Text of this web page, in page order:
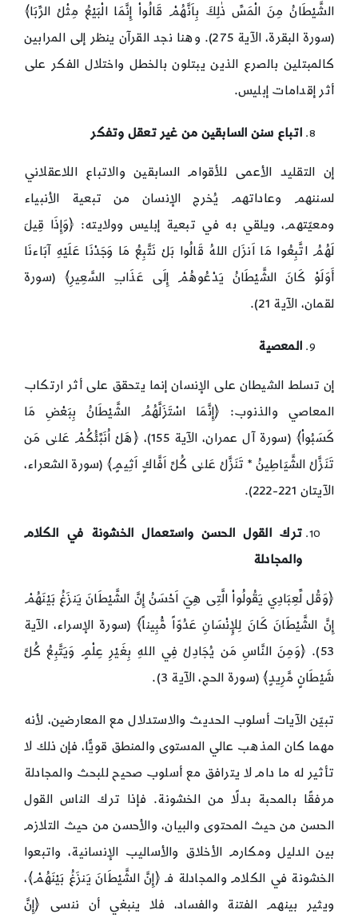
الشَّيْطَانُ مِنَ الْمَسِّ ذٰلِكَ بِاَنَّهُمْ قَالُواْ إِنَّمَا الْبَيْعُ مِثْلُ الرِّبَا﴾
(سورة البقرة، الآية 275). وهنا نجد القرآن ينظر إلى المرابين
كالمبتلين بالصرع الذين يبتلون بالخطل واختلال الفكر على
أثر إقدامات إبليس.
اتباع سنن السابقين من غير تعقل وتفكر
إن التقليد الأعمى للأقوام السابقين والاتباع اللاعقلاني
لسننهم وعاداتهم يُخرج الإنسان من تبعية الأنبياء
ومعيّتهم، ويلقي به في تبعية إبليس وولايته: ﴿وَإِذَا قِيلَ
لَهُمُ اتَّبِعُوا مَا اَنزَلَ اللهُ قَالُوا بَلْ نَتَّبِعُ مَا وَجَدْنَا عَلَيْهِ آبَاءنَا
أَوَلَوْ كَانَ الشَّيْطَانُ يَدْعُوهُمْ إِلَى عَذَابِ السَّعِيرِ﴾ (سورة
لقمان، الآية 21).
المعصية
إن تسلط الشيطان على الإنسان إنما يتحقق على أثر ارتكاب
المعاصي والذنوب: ﴿إِنَّمَا اسْتَزَلَّهُمُ الشَّيْطَانُ بِبَعْضِ مَا
كَسَبُواْ﴾ (سورة آل عمران، الآية 155)، ﴿هَلْ اُنَبِّئُكُمْ عَلـٰى مَن
تَنَزَّلُ الشَّيَاطِينُ * تَنَزَّلُ عَلـٰى كُلِّ اَفَّاكٍ اَثِيمٍ﴾ (سورة الشعراء،
الآيتان 221-222).
ترك القول الحسن واستعمال الخشونة في الكلام
والمجادلة
﴿وَقُل لِّعِبَادِي يَقُولُواْ الَّتِى هِيَ اَحْسَنُ إِنَّ الشَّيْطَانَ يَنزَغُ بَيْنَهُمْ
إِنَّ الشَّيْطَانَ كَانَ لِلإِنْسَانِ عَدُوّاً مُّبِيناً﴾ (سورة الإسراء، الآية
53). ﴿وَمِنَ النَّاسِ مَن يُجَادِلُ فِي اللهِ بِغَيْرِ عِلْمٍ وَيَتَّبِعُ كُلَّ
شَيْطَانٍ مَّرِيدٍ﴾ (سورة الحج، الآية 3).
تبيّن الآيات أسلوب الحديث والاستدلال مع المعارضين، لأنه
مهما كان المذهب عالي المستوى والمنطق قويًّا، فإن ذلك لا
تأثير له ما دام لا يترافق مع أسلوب صحيح للبحث والمجادلة
مرفقًا بالمحبة بدلًا من الخشونة. فإذا ترك الناس القول
الحسن من حيث المحتوى والبيان، والأحسن من حيث التلازم
بين الدليل ومكارم الأخلاق والأساليب الإنسانية، واتبعوا
الخشونة في الكلام والمجادلة فـ ﴿إِنَّ الشَّيْطَانَ يَنزَغُ بَيْنَهُمْ﴾،
ويثير بينهم الفتنة والفساد، فلا ينبغي أن ننسى ﴿إِنَّ